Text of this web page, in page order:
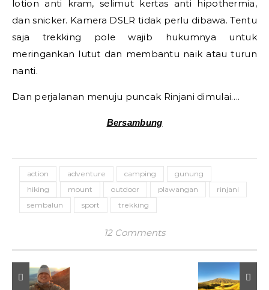
lotion anti kram, selimut kertas anti hipothermia,
dan snicker. Kamera DSLR tidak perlu dibawa. Tentu
saja trekking pole wajib hukumnya untuk
meringankan lutut dan membantu naik atau turun
nanti.
Dan perjalanan menuju puncak Rinjani dimulai….
Bersambung
action adventure camping
gunung
hiking
mount outdoor plawangan
rinjani
sembalun
sport trekking
12 Comments